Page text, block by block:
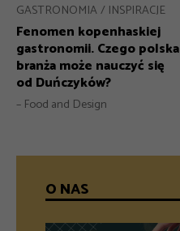
GASTRONOMIA INSPIRACJE
Fenomen kopenhaskiej
gastronomii. Czego polska
branża może nauczyć się
od Duńczyków?
– Food and Design
O NAS